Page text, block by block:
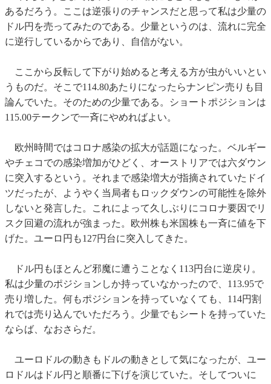
あるだろう。ここは逆張りのチャンスだと思って私は少量の
ドル円を売ってみたのである。少量というのは、流れに完全
に逆行しているからであり、自信がない。
ここから反転して下がり始めると考える方が虫がいいとい
うものだ。そこで114.80あたりになったらナンピン売りも目
論んでいた。そのための少量である。ショートポジションは
115.00テークンで一斉にやめればよい。
欧州時間ではコロナ感染の拡大が話題になった。ベルギー
やチェコでの感染増加がひどく、オーストリアでは六ダウン
に突入するという。それまで感染増大が指摘されていたドイ
ツだったが、ようやく当局者もロックダウンの可能性を除外
しないと発言した。これによって久しぶりにコロナ要因でリ
スク回避の流れが強まった。欧州株も米国株も一斉に値を下
げた。ユーロ円も127円台に突入してきた。
ドル円もほとんど邪魔に遭うことなく113円台に逆戻り。
私は少量のポジションしか持っていなかったので、113.95で
売り増した。何もポジションを持っていなくても、114円割
れでは売り込んでいただろう。少量でもシートを持っていた
ならば、なおさらだ。
ユーロドルの動きもドルの動きとして気になったが、ユー
ロドルはドル円と順番に下げを演じていた。そしてついに